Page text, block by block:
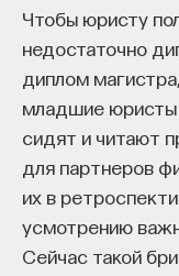
Чтобы юристу
недостаточно
диплом
младшие юристы
сидят и читают
для партнеров
их в
усмотрению
Сейчас такой
начинаются?
когда они
потому что мы до
эпоху
уже раннее
Веками и Новым
кусочек —
не знает, когда
стране когда.